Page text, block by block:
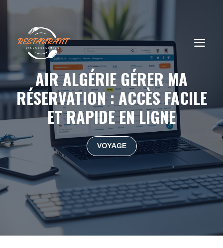
contenu
AIR ALGÉRIE GÉRER MA
RÉSERVATION : ACCÈS FACILE
ET RAPIDE EN LIGNE
VOYAGE